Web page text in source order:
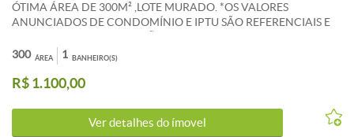
ÓTIMA ÁREA DE 300M² ,LOTE MURADO. *OS VALORES
ANUNCIADOS DE CONDOMÍNIO E IPTU SÃO REFERENCIAIS E
ÁREA
300 BANHEIRO(S)
1
R$ 1.100,00
Ver detalhes do ímovel